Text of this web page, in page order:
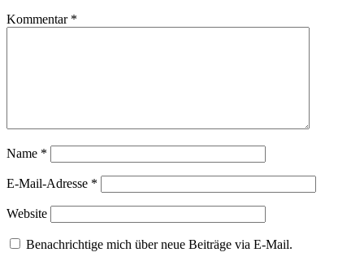
Kommentar *
Name *
E-Mail-Adresse *
Website
Benachrichtige mich über neue Beiträge via E-Mail.